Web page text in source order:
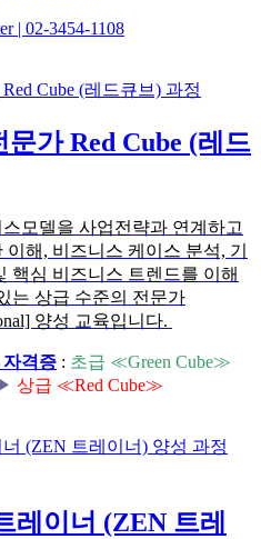
| 02-3454-1108
가 Red Cube (레드
스모델을 사업전략과 연계하고
해, 비즈니스 케이스 분석, 기
핵심 비즈니스 트렌드를 이해
는 상급 수준의 전문가
양성 교육입니다.
자격증 : 초급 ≪Green Cube≫
▶︎ 상급 ≪Red Cube≫
레이너 (ZEN 트레